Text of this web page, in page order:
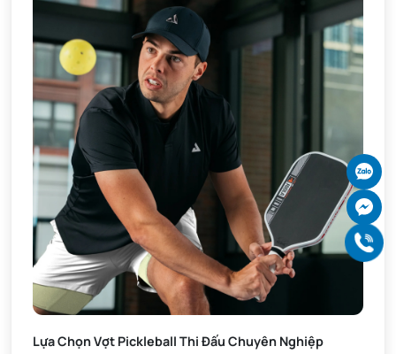
Lựa Chọn Vợt Pickleball Thi Đấu Chuyên Nghiệp